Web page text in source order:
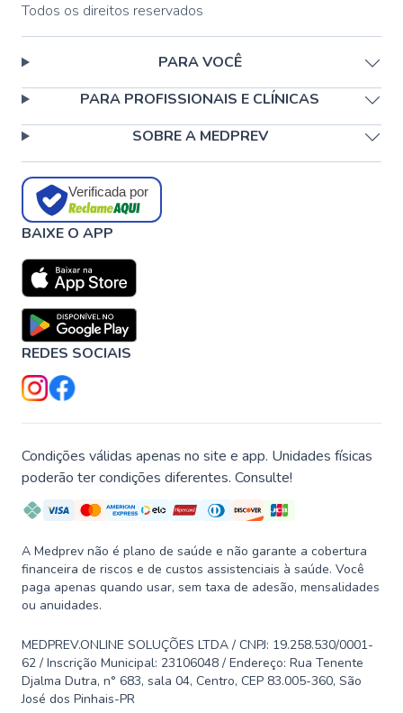
Todos os direitos reservados
PARA VOCÊ
PARA PROFISSIONAIS E CLÍNICAS
SOBRE A MEDPREV
Verificada por
BAIXE O APP
REDES SOCIAIS
Condições válidas apenas no site e app. Unidades físicas
poderão ter condições diferentes. Consulte!
A Medprev não é plano de saúde e não garante a cobertura
financeira de riscos e de custos assistenciais à saúde. Você
paga apenas quando usar, sem taxa de adesão, mensalidades
ou anuidades.
MEDPREV.ONLINE SOLUÇÕES LTDA / CNPJ: 19.258.530/0001-
62 / Inscrição Municipal: 23106048 / Endereço: Rua Tenente
Djalma Dutra, n° 683, sala 04, Centro, CEP 83.005-360, São
José dos Pinhais-PR